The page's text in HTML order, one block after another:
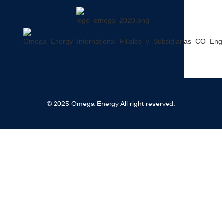
© 2025 Omega Energy All right reserved.